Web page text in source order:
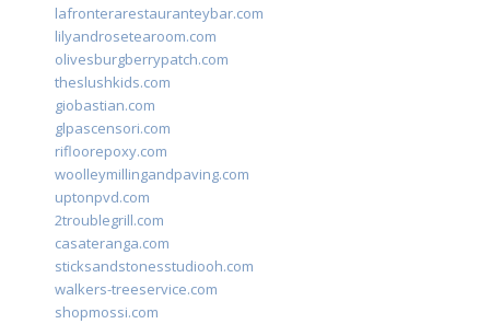
lafronterarestauranteybar.com
lilyandrosetearoom.com
olivesburgberrypatch.com
theslushkids.com
giobastian.com
glpascensori.com
rifloorepoxy.com
woolleymillingandpaving.com
uptonpvd.com
2troublegrill.com
casateranga.com
sticksandstonesstudiooh.com
walkers-treeservice.com
shopmossi.com